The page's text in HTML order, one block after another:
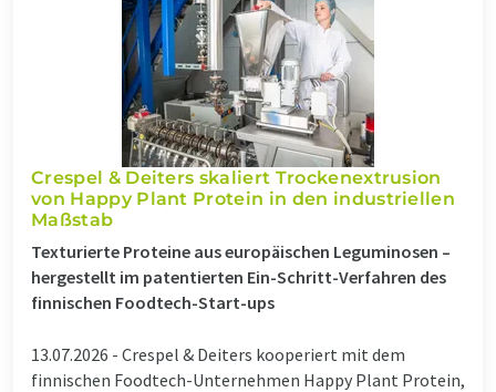
Crespel & Deiters skaliert Trockenextrusion
von Happy Plant Protein in den industriellen
Maßstab
Texturierte Proteine aus europäischen Leguminosen –
hergestellt im patentierten Ein-Schritt-Verfahren des
finnischen Foodtech-Start-ups
13.07.2026 - Crespel & Deiters kooperiert mit dem
finnischen Foodtech-Unternehmen Happy Plant Protein,